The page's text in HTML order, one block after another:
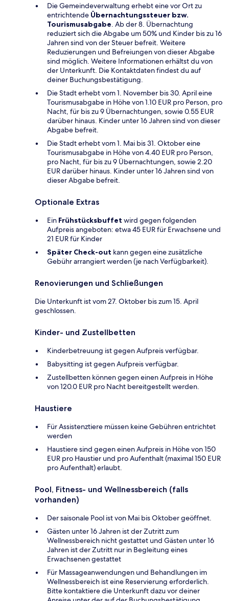
Die Gemeindeverwaltung erhebt eine vor Ort zu
entrichtende Übernachtungssteuer bzw.
Tourismusabgabe. Ab der 8. Übernachtung
reduziert sich die Abgabe um 50% und Kinder bis zu 16
Jahren sind von der Steuer befreit. Weitere
Reduzierungen und Befreiungen von dieser Abgabe
sind möglich. Weitere Informationen erhältst du von
der Unterkunft. Die Kontaktdaten findest du auf
deiner Buchungsbestätigung.
Die Stadt erhebt vom 1. November bis 30. April eine
Tourismusabgabe in Höhe von 1.10 EUR pro Person, pro
Nacht, für bis zu 9 Übernachtungen, sowie 0.55 EUR
darüber hinaus. Kinder unter 16 Jahren sind von dieser
Abgabe befreit.
Die Stadt erhebt vom 1. Mai bis 31. Oktober eine
Tourismusabgabe in Höhe von 4.40 EUR pro Person,
pro Nacht, für bis zu 9 Übernachtungen, sowie 2.20
EUR darüber hinaus. Kinder unter 16 Jahren sind von
dieser Abgabe befreit.
Optionale Extras
Ein Frühstücksbuffet wird gegen folgenden
Aufpreis angeboten: etwa 45 EUR für Erwachsene und
21 EUR für Kinder
Später Check-out kann gegen eine zusätzliche
Gebühr arrangiert werden (je nach Verfügbarkeit).
Renovierungen und Schließungen
Die Unterkunft ist vom 27. Oktober bis zum 15. April
geschlossen.
Kinder- und Zustellbetten
Kinderbetreuung ist gegen Aufpreis verfügbar.
Babysitting ist gegen Aufpreis verfügbar.
Zustellbetten können gegen einen Aufpreis in Höhe
von 120.0 EUR pro Nacht bereitgestellt werden.
Haustiere
Für Assistenztiere müssen keine Gebühren entrichtet
werden
Haustiere sind gegen einen Aufpreis in Höhe von 150
EUR pro Haustier und pro Aufenthalt (maximal 150 EUR
pro Aufenthalt) erlaubt.
Pool, Fitness- und Wellnessbereich (falls
vorhanden)
Der saisonale Pool ist von Mai bis Oktober geöffnet.
Gästen unter 16 Jahren ist der Zutritt zum
Wellnessbereich nicht gestattet und Gästen unter 16
Jahren ist der Zutritt nur in Begleitung eines
Erwachsenen gestattet
Für Massageanwendungen und Behandlungen im
Wellnessbereich ist eine Reservierung erforderlich.
Bitte kontaktiere die Unterkunft dazu vor deiner